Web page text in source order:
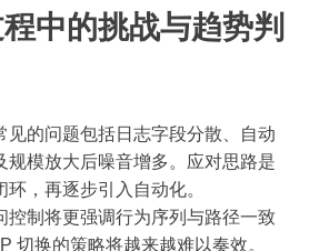
中的挑战与趋势判
见的问题包括日志字段分散、自动
规模放大后噪音增多。应对思路是
，再逐步引入自动化。
控制将更强调行为序列与路径一致
切换的策略将越来越难以奏效。